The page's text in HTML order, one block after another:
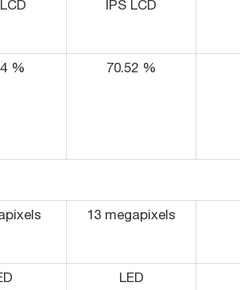
IPS LCD
% 70.52 %
13 megapixels
LED